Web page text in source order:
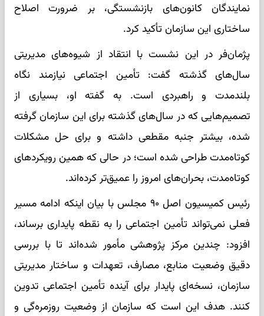
نمایندگان کانون‌های بازنشستگی، بر ضرورت اصلاح
ساختاری این سازمان تأکید کرد.
پژمان‌فر در این نشست با انتقاد از شیوه‌های مدیریتی
سال‌های گذشته گفت: تأمین اجتماعی نیازمند نگاه
بلندمدت و راهبردی است. به گفته او، بسیاری از
تصمیم‌هایی که در سال‌های گذشته برای این سازمان گرفته
شده، بیشتر جنبه مقطعی داشته و برای حل مشکلات
کوتاه‌مدت طراحی شده است؛ در حالی که همین رویکردهای
کوتاه‌مدت، بحران‌های امروز را عمیق‌تر کرده‌اند.
رئیس کمیسیون اصل ۹۰ مجلس با بیان اینکه ادامه مسیر
فعلی نمی‌تواند تأمین اجتماعی را به نقطه پایداری برساند،
افزود: چندین مرکز پژوهشی مأمور شده‌اند تا با بررسی
دقیق وضعیت منابع، مصارف، تعهدات و ساختار مدیریتی
سازمان، نسخه‌ای پایدار برای آینده تأمین اجتماعی تدوین
کنند. هدف این است که سازمان از وضعیت روزمره‌گی و